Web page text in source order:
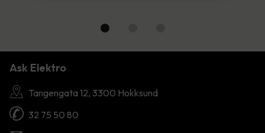
Ask Elektro
Tangengata 12, 3300 Hokksund
32 75 50 80